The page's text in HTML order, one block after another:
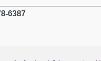
6387